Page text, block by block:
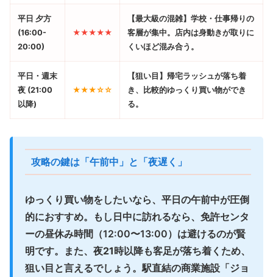
平日 夕方
(16:00-
20:00)
★★★★★
【最大級の混雑】 学校・仕事帰りの
客層が集中。店内は身動きが取りに
くいほど混み合う。
平日・週末
夜 (21:00
以降)
★★★☆☆
【狙い目】 帰宅ラッシュが落ち着
き、比較的ゆっくり買い物ができ
る。
攻略の鍵は「午前中」と「夜遅く」
ゆっくり買い物をしたいなら、 平日の午前中が圧倒
的におすすめ。もし日中に訪れるなら、免許センタ
ーの昼休み時間（12:00〜13:00）は避けるのが賢
明です。また、 夜21時以降も客足が落ち着くため、
狙い目と言えるでしょう。駅直結の商業施設「ジョ